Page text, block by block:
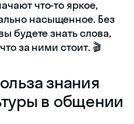
что-то яркое,
насыщенное. Без
будете знать слова,
за ними стоит. 🎬
знания
в общении